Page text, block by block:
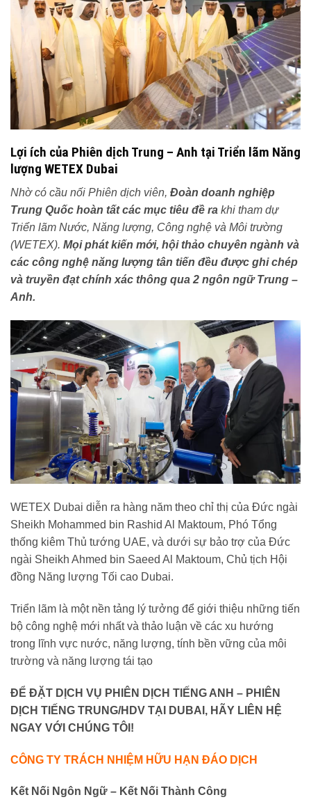
Lợi ích của Phiên dịch Trung – Anh tại Triển lãm Năng
lượng WETEX Dubai
Nhờ có cầu nối Phiên dịch viên, Đoàn doanh nghiệp
Trung Quốc hoàn tất các mục tiêu đề ra khi tham dự
Triển lãm Nước, Năng lượng, Công nghệ và Môi trường
(WETEX). Mọi phát kiến mới, hội thảo chuyên ngành và
các công nghệ năng lượng tân tiến đều được ghi chép
và truyền đạt chính xác thông qua 2 ngôn ngữ Trung –
Anh.
WETEX Dubai diễn ra hàng năm theo chỉ thị của Đức ngài
Sheikh Mohammed bin Rashid Al Maktoum, Phó Tổng
thống kiêm Thủ tướng UAE, và dưới sự bảo trợ của Đức
ngài Sheikh Ahmed bin Saeed Al Maktoum, Chủ tịch Hội
đồng Năng lượng Tối cao Dubai.
Triển lãm là một nền tảng lý tưởng để giới thiệu những tiến
bộ công nghệ mới nhất và thảo luận về các xu hướng
trong lĩnh vực nước, năng lượng, tính bền vững của môi
trường và năng lượng tái tạo
ĐỂ ĐẶT DỊCH VỤ PHIÊN DỊCH TIẾNG ANH – PHIÊN
DỊCH TIẾNG TRUNG/HDV TẠI DUBAI, HÃY LIÊN HỆ
NGAY VỚI CHÚNG TÔI!
CÔNG TY TRÁCH NHIỆM HỮU HẠN ĐÁO DỊCH
Kết Nối Ngôn Ngữ – Kết Nối Thành Công